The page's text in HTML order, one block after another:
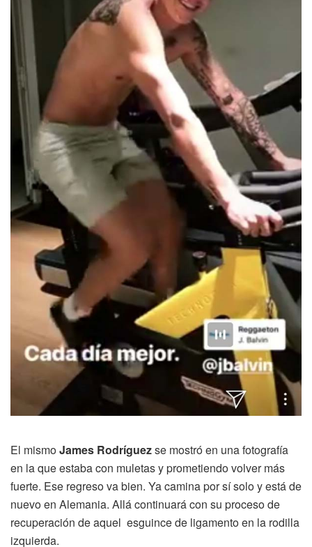
El mismoJames Rodríguezse mostró en una fotografía
en la que estaba con muletas y prometiendo volver más
fuerte. Ese regreso va bien. Ya camina por sí solo y está de
nuevo en Alemania. Allá continuará con su proceso de
recuperación de aquel esguince de ligamento en la rodilla
izquierda.